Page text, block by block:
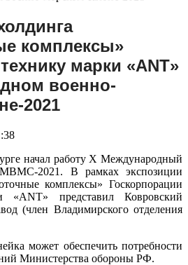
комплексы»
марки «ANT»
военно-
2021
начал работу X Международный
МВМС-2021. В рамках экспозиции
комплексы» Госкорпорации
«ANT» представил Ковровский
(член Владимирского отделения
может обеспечить потребности
Министерства обороны РФ.